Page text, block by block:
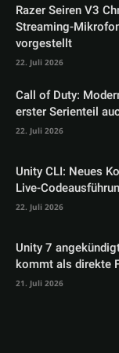
Razer Seiren V3
Streaming-
vorgestellt
22. Juli 2026
Call of Duty:
erster Serienteil
22. Juli 2026
Unity CLI: Neues
Live-
22. Juli 2026
Unity 7
kommt als direkte
21. Juli 2026